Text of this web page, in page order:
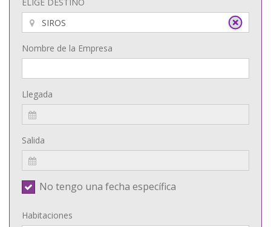
Nombre de la Empresa
Llegada
Salida
No tengo una fecha específica
Habitaciones